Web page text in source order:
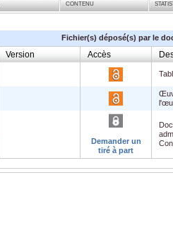
CONTENU
Fichier(s) déposé(s) par le
Version Accès
Demander un
tiré à part